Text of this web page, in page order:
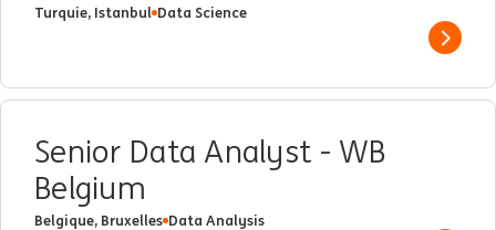
Turquie, Istanbul Data Science
Show
Senior Data Analyst - WB
Belgium
Belgique, Bruxelles Data Analysis